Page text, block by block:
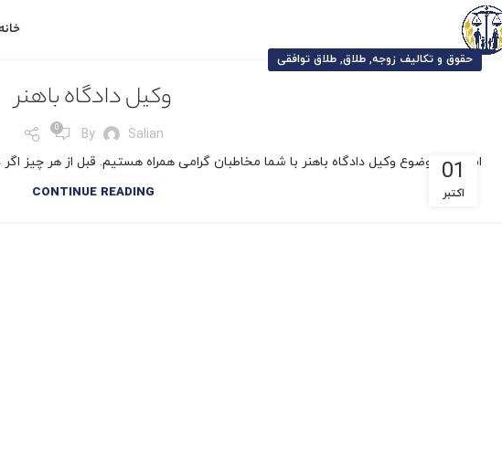
01
اکتبر
حقوق و تکالیف زوجه, طلاق, طلاق توافقی
وکیل دادگاه باهنر
By Salian
0
امروز با موضوع وکیل دادگاه باهنر با شما مخاطبان گرامی همراه هستیم. قبل از هر چیز
CONTINUE READING